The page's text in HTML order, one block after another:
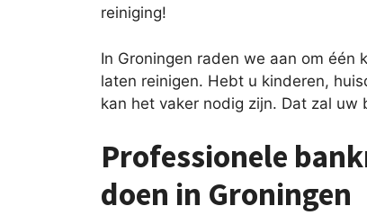
reiniging!
In Groningen raden we aan om één
laten reinigen. Hebt u kinderen,
kan het vaker nodig zijn. Dat zal uw
Professionele
doen in Groningen